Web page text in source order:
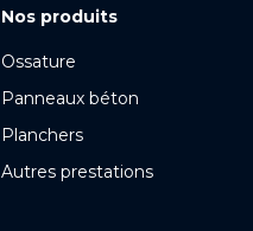
Nos produits
Ossature
Panneaux béton
Planchers
Autres prestations